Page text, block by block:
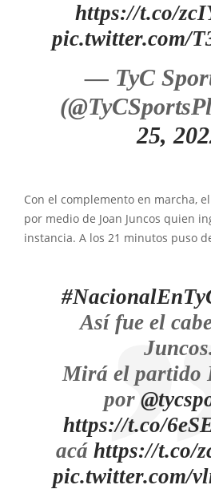
https://t.co/
pic.twitter.com/
— TyC
25,
Con el complemento en marcha,
por medio de Joan Juncos quien
instancia. A los 21 minutos puso
Así fue el
Mirá el partido
por
https://t.co/
acá https://t.co/
pic.twitter.com/